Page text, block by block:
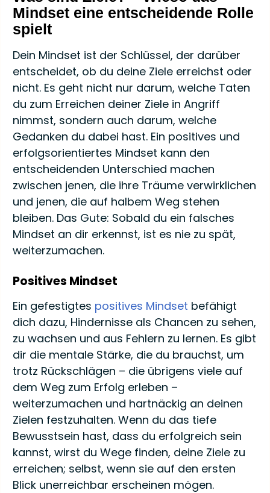
Mindset eine entscheidende Rolle
spielt
Dein Mindset ist der Schlüssel, der darüber
entscheidet, ob du deine Ziele erreichst oder
nicht. Es geht nicht nur darum, welche Taten
du zum Erreichen deiner Ziele in Angriff
nimmst, sondern auch darum, welche
Gedanken du dabei hast. Ein positives und
erfolgsorientiertes Mindset kann den
entscheidenden Unterschied machen
zwischen jenen, die ihre Träume verwirklichen
und jenen, die auf halbem Weg stehen
bleiben. Das Gute: Sobald du ein falsches
Mindset an dir erkennst, ist es nie zu spät,
weiterzumachen.
Positives Mindset
Ein gefestigtes positives Mindset befähigt
dich dazu, Hindernisse als Chancen zu sehen,
zu wachsen und aus Fehlern zu lernen. Es gibt
dir die mentale Stärke, die du brauchst, um
trotz Rückschlägen – die übrigens viele auf
dem Weg zum Erfolg erleben –
weiterzumachen und hartnäckig an deinen
Zielen festzuhalten. Wenn du das tiefe
Bewusstsein hast, dass du erfolgreich sein
kannst, wirst du Wege finden, deine Ziele zu
erreichen; selbst, wenn sie auf den ersten
Blick unerreichbar erscheinen mögen.